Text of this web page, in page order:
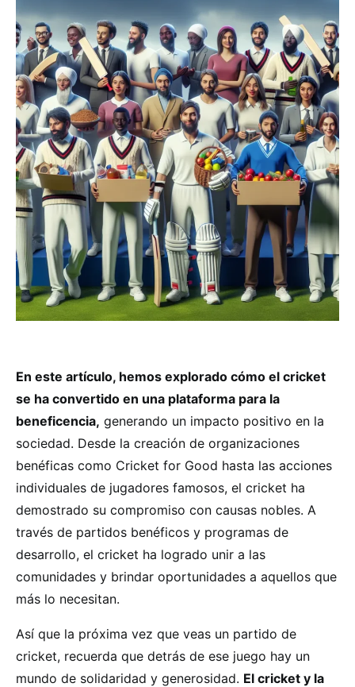
En este artículo, hemos explorado cómo el cricket
se ha convertido en una plataforma para la
beneficencia, generando un impacto positivo en la
sociedad. Desde la creación de organizaciones
benéficas como Cricket for Good hasta las acciones
individuales de jugadores famosos, el cricket ha
demostrado su compromiso con causas nobles. A
través de partidos benéficos y programas de
desarrollo, el cricket ha logrado unir a las
comunidades y brindar oportunidades a aquellos que
más lo necesitan.
Así que la próxima vez que veas un partido de
cricket, recuerda que detrás de ese juego hay un
mundo de solidaridad y generosidad. El cricket y la